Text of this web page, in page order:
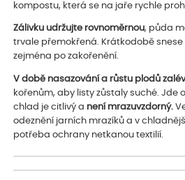
kompostu, která se na jaře rychle
Zálivku udržujte rovnoměrnou, půda
trvale přemokřená. Krátkodobě snese
zejména po zakořenění.
V době nasazování a růstu plodů
kořenům, aby listy zůstaly suché. Jde
chlad je citlivý a není mrazuvzdorný.
odeznění jarních mrazíků a v
potřeba ochrany netkanou textilií.